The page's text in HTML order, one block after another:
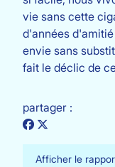
vie sans cette
d'années
envie sans
fait le déclic de
partager :
Afficher le